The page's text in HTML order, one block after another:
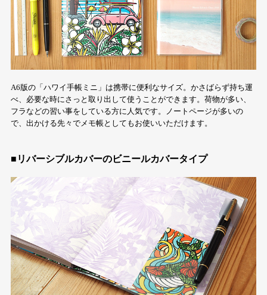
A6版の「ハワイ手帳ミニ」は携帯に便利なサイズ。かさばらず持ち運
べ、必要な時にさっと取り出して使うことができます。荷物が多い、
フラなどの習い事をしている方に人気です。ノートページが多いの
で、出かける先々でメモ帳としてもお使いいただけます。
■リバーシブルカバーのビニールカバータイプ